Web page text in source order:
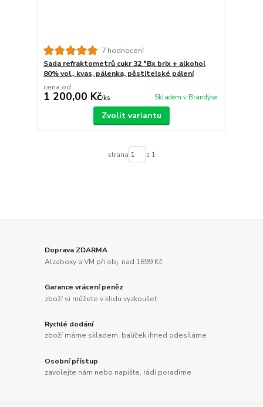
7 hodnocení
Sada refraktometrů cukr 32 °Bx brix + alkohol
80% vol., kvas, pálenka, pěstitelské pálení
cena od
1 200,00 Kč/ks Skladem v Brandýse
Zvolit variantu
strana z 1
Doprava ZDARMA
Alzaboxy a VM při obj. nad 1899 Kč
Garance vrácení peněz
zboží si můžete v klidu vyzkoušet
Rychlé dodání
zboží máme skladem, balíček ihned odesíláme
Osobní přístup
zavolejte nám nebo napište, rádi poradíme